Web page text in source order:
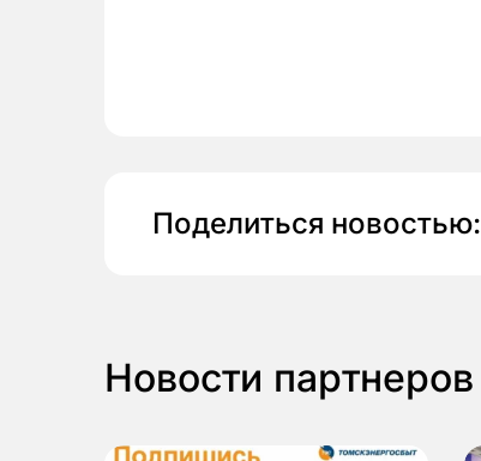
Поделиться новостью:
Новости партнеров